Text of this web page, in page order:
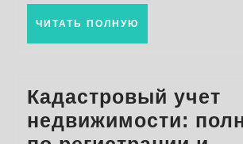
ЧИТАТЬ ПОЛНУЮ
Кадастровый учет
недвижимости: